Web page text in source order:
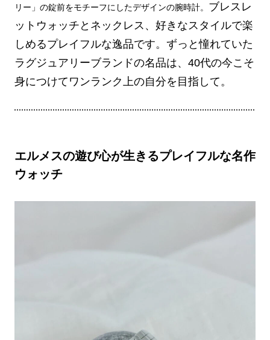
リー」の錠前をモチーフにしたデザインの腕時計。 ブレスレ
ットウォッチとネックレス、好きなスタイルで楽
しめるプレイフルな逸品です。ずっと憧れていた
ラグジュアリーブランドの名品は、40代の今こそ
身につけてワンランク上の自分を目指して。
エルメスの遊び心が生きるプレイフルな名作
ウォッチ